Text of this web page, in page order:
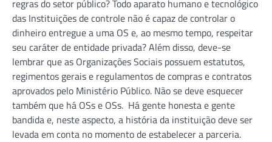
regras do setor público? Todo aparato humano e tecnológico
das Instituições de controle não é capaz de controlar o
dinheiro entregue a uma OS e, ao mesmo tempo, respeitar
seu caráter de entidade privada? Além disso, deve-se
lembrar que as Organizações Sociais possuem estatutos,
regimentos gerais e regulamentos de compras e contratos
aprovados pelo Ministério Público. Não se deve esquecer
também que há OSs e OSs. Há gente honesta e gente
bandida e, neste aspecto, a história da instituição deve ser
levada em conta no momento de estabelecer a parceria.